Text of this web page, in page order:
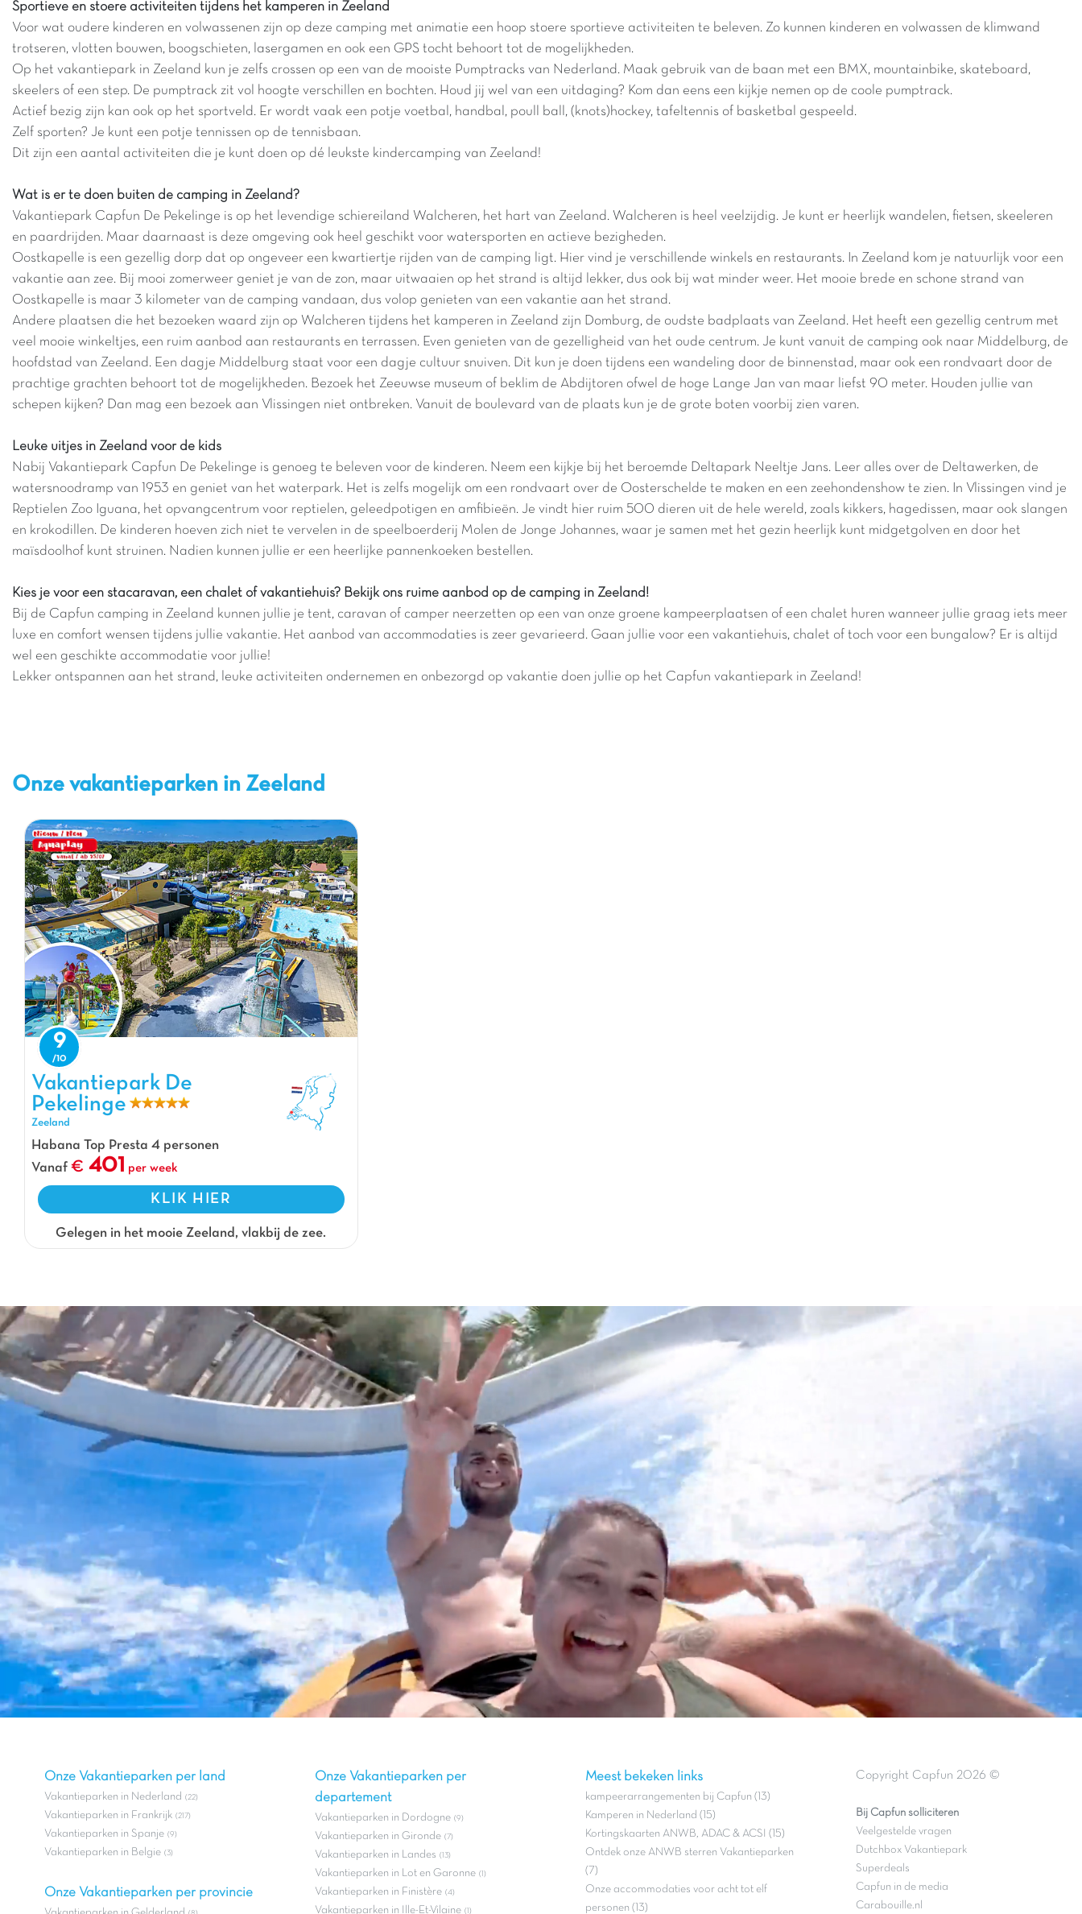
Sportieve en stoere activiteiten tijdens het kamperen in Zeeland
Voor wat oudere kinderen en volwassenen zijn op deze camping met animatie een hoop stoere sportieve activiteiten te beleven. Zo kunnen kinderen en volwassen de klimwand
trotseren, vlotten bouwen, boogschieten, lasergamen en ook een GPS tocht behoort tot de mogelijkheden.
Op het vakantiepark in Zeeland kun je zelfs crossen op een van de mooiste Pumptracks van Nederland. Maak gebruik van de baan met een BMX, mountainbike, skateboard,
skeelers of een step. De pumptrack zit vol hoogte verschillen en bochten. Houd jij wel van een uitdaging? Kom dan eens een kijkje nemen op de coole pumptrack.
Actief bezig zijn kan ook op het sportveld. Er wordt vaak een potje voetbal, handbal, poull ball, (knots)hockey, tafeltennis of basketbal gespeeld.
Zelf sporten? Je kunt een potje tennissen op de tennisbaan.
Dit zijn een aantal activiteiten die je kunt doen op dé leukste kindercamping van Zeeland!
Wat is er te doen buiten de camping in Zeeland?
Vakantiepark Capfun De Pekelinge is op het levendige schiereiland Walcheren, het hart van Zeeland. Walcheren is heel veelzijdig. Je kunt er heerlijk wandelen, fietsen, skeeleren
en paardrijden. Maar daarnaast is deze omgeving ook heel geschikt voor watersporten en actieve bezigheden.
Oostkapelle is een gezellig dorp dat op ongeveer een kwartiertje rijden van de camping ligt. Hier vind je verschillende winkels en restaurants. In Zeeland kom je natuurlijk voor een
vakantie aan zee. Bij mooi zomerweer geniet je van de zon, maar uitwaaien op het strand is altijd lekker, dus ook bij wat minder weer. Het mooie brede en schone strand van
Oostkapelle is maar 3 kilometer van de camping vandaan, dus volop genieten van een vakantie aan het strand.
Andere plaatsen die het bezoeken waard zijn op Walcheren tijdens het kamperen in Zeeland zijn Domburg, de oudste badplaats van Zeeland. Het heeft een gezellig centrum met
veel mooie winkeltjes, een ruim aanbod aan restaurants en terrassen. Even genieten van de gezelligheid van het oude centrum. Je kunt vanuit de camping ook naar Middelburg, de
hoofdstad van Zeeland. Een dagje Middelburg staat voor een dagje cultuur snuiven. Dit kun je doen tijdens een wandeling door de binnenstad, maar ook een rondvaart door de
prachtige grachten behoort tot de mogelijkheden. Bezoek het Zeeuwse museum of beklim de Abdijtoren ofwel de hoge Lange Jan van maar liefst 90 meter. Houden jullie van
schepen kijken? Dan mag een bezoek aan Vlissingen niet ontbreken. Vanuit de boulevard van de plaats kun je de grote boten voorbij zien varen.
Leuke uitjes in Zeeland voor de kids
Nabij Vakantiepark Capfun De Pekelinge is genoeg te beleven voor de kinderen. Neem een kijkje bij het beroemde Deltapark Neeltje Jans. Leer alles over de Deltawerken, de
watersnoodramp van 1953 en geniet van het waterpark. Het is zelfs mogelijk om een rondvaart over de Oosterschelde te maken en een zeehondenshow te zien. In Vlissingen vind je
Reptielen Zoo Iguana, het opvangcentrum voor reptielen, geleedpotigen en amfibieën. Je vindt hier ruim 500 dieren uit de hele wereld, zoals kikkers, hagedissen, maar ook slangen
en krokodillen. De kinderen hoeven zich niet te vervelen in de speelboerderij Molen de Jonge Johannes, waar je samen met het gezin heerlijk kunt midgetgolven en door het
maïsdoolhof kunt struinen. Nadien kunnen jullie er een heerlijke pannenkoeken bestellen.
Kies je voor een stacaravan, een chalet of vakantiehuis? Bekijk ons ruime aanbod op de camping in Zeeland!
Bij de Capfun camping in Zeeland kunnen jullie je tent, caravan of camper neerzetten op een van onze groene kampeerplaatsen of een chalet huren wanneer jullie graag iets meer
luxe en comfort wensen tijdens jullie vakantie. Het aanbod van accommodaties is zeer gevarieerd. Gaan jullie voor een vakantiehuis, chalet of toch voor een bungalow? Er is altijd
wel een geschikte accommodatie voor jullie!
Lekker ontspannen aan het strand, leuke activiteiten ondernemen en onbezorgd op vakantie doen jullie op het Capfun vakantiepark in Zeeland!
Onze vakantieparken in Zeeland
Vakantiepark De Pekelinge, Vakantiepark Zeeland
9
Vakantiepark De
Pekelinge
Zeeland
Habana Top Presta 4 personen
Vanaf
401 per week
KLIK HIER
Gelegen in het mooie Zeeland, vlakbij de zee.
Onze Vakantieparken per land
Vakantieparken in Nederland (22)
Vakantieparken in Frankrijk (217)
Vakantieparken in Spanje (9)
Vakantieparken in Belgie (3)
Onze Vakantieparken per provincie
Onze Vakantieparken per
departement
Vakantieparken in Dordogne (9)
Vakantieparken in Gironde (7)
Vakantieparken in Landes (13)
Vakantieparken in Lot en Garonne (1)
Vakantieparken in Finistère (4)
Vakantieparken in Ille-Et-Vilaine (1)
Meest bekeken links
kampeerarrangementen bij Capfun (13)
Kamperen in Nederland (15)
Kortingskaarten ANWB, ADAC & ACSI (15)
Ontdek onze ANWB sterren Vakantieparken
(7)
Onze accommodaties voor acht tot elf
personen (13)
Copyright Capfun 2026 ©
Bij Capfun solliciteren
Veelgestelde vragen
Dutchbox Vakantiepark
Superdeals
Capfun in de media
Carabouille.nl